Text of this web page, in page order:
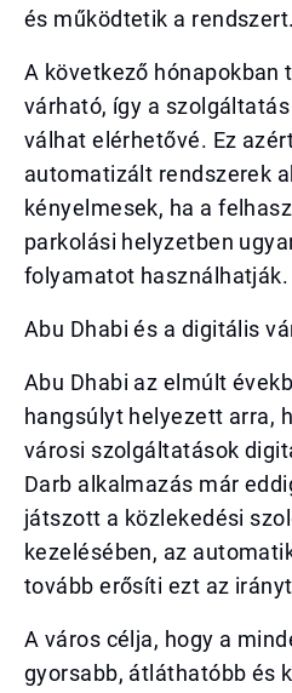
és működtetik a rendszert.
A következő hónapokban
várható, így a
válhat elérhetővé. Ez
automatizált rendszerek
kényelmesek, ha a
parkolási helyzetben
folyamatot használhatják.
Abu Dhabi és a digitális
Abu Dhabi az elmúlt
hangsúlyt helyezett arra,
városi szolgáltatások
Darb alkalmazás már
játszott a közlekedési
kezelésében, az
tovább erősíti ezt az
A város célja, hogy a
gyorsabb, átláthatóbb és